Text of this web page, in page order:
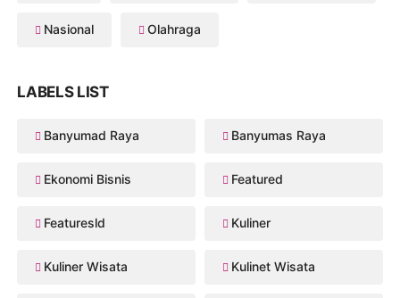
Nasional Olahraga
LABELS LIST
Banyumad Raya Banyumas Raya
Ekonomi Bisnis Featured
Featuresld Kuliner
Kuliner Wisata Kulinet Wisata